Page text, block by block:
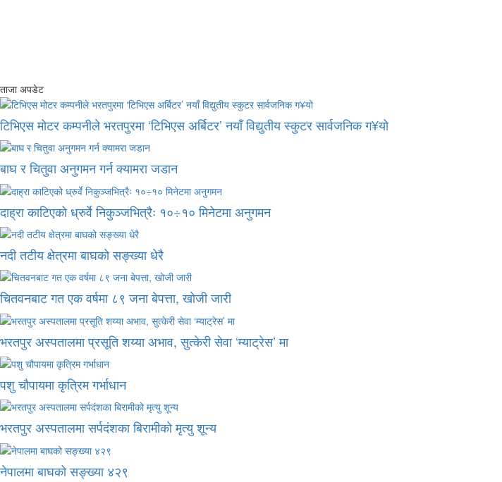
ताजा अपडेट
टिभिएस मोटर कम्पनीले भरतपुरमा ‘टिभिएस अर्बिटर’ नयाँ विद्युतीय स्कुटर सार्वजनिक ग¥यो
बाघ र चितुवा अनुगमन गर्न क्यामरा जडान
दाह्रा काटिएको ध्रुर्वे निकुञ्जभित्रैः १०÷१० मिनेटमा अनुगमन
नदी तटीय क्षेत्रमा बाघको सङ्ख्या धेरै
चितवनबाट गत एक वर्षमा ८९ जना बेपत्ता, खोजी जारी
भरतपुर अस्पतालमा प्रसूति शय्या अभाव, सुत्केरी सेवा ‘म्याट्रेस’ मा
पशु चौपायमा कृत्रिम गर्भाधान
भरतपुर अस्पतालमा सर्पदंशका बिरामीको मृत्यु शून्य
नेपालमा बाघको सङ्ख्या ४२९